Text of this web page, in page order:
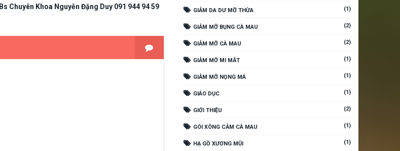
Bs Chuyên Khoa Nguyễn Đặng Duy 091 944 94 59
GIẢM DA DƯ MỠ THỪA (1)
GIẢM MỠ BỤNG CÀ MAU (2)
GIẢM MỠ CÀ MAU (2)
GIẢM MỠ MI MẮT (1)
GIẢM MỠ NỌNG MÁ (1)
GIÁO DỤC (1)
GIỚI THIỆU (2)
GÓI XÔNG CẢM CÀ MAU (1)
HẠ GỒ XƯƠNG MŨI (1)